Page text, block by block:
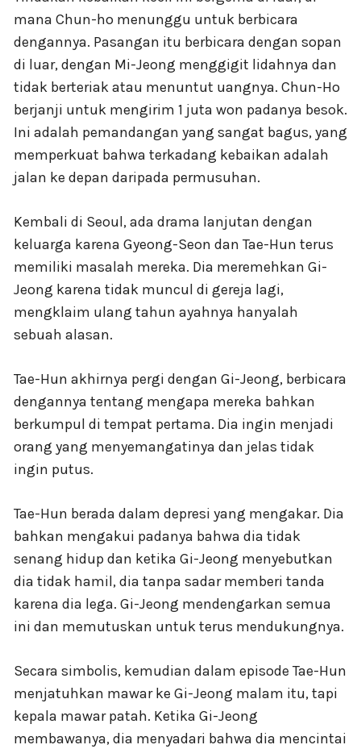
mana Chun-ho menunggu untuk berbicara
dengannya. Pasangan itu berbicara dengan sopan
di luar, dengan Mi-Jeong menggigit lidahnya dan
tidak berteriak atau menuntut uangnya. Chun-Ho
berjanji untuk mengirim 1 juta won padanya besok.
Ini adalah pemandangan yang sangat bagus, yang
memperkuat bahwa terkadang kebaikan adalah
jalan ke depan daripada permusuhan.
Kembali di Seoul, ada drama lanjutan dengan
keluarga karena Gyeong-Seon dan Tae-Hun terus
memiliki masalah mereka. Dia meremehkan Gi-
Jeong karena tidak muncul di gereja lagi,
mengklaim ulang tahun ayahnya hanyalah
sebuah alasan.
Tae-Hun akhirnya pergi dengan Gi-Jeong, berbicara
dengannya tentang mengapa mereka bahkan
berkumpul di tempat pertama. Dia ingin menjadi
orang yang menyemangatinya dan jelas tidak
ingin putus.
Tae-Hun berada dalam depresi yang mengakar. Dia
bahkan mengakui padanya bahwa dia tidak
senang hidup dan ketika Gi-Jeong menyebutkan
dia tidak hamil, dia tanpa sadar memberi tanda
karena dia lega. Gi-Jeong mendengarkan semua
ini dan memutuskan untuk terus mendukungnya.
Secara simbolis, kemudian dalam episode Tae-Hun
menjatuhkan mawar ke Gi-Jeong malam itu, tapi
kepala mawar patah. Ketika Gi-Jeong
membawanya, dia menyadari bahwa dia mencintai